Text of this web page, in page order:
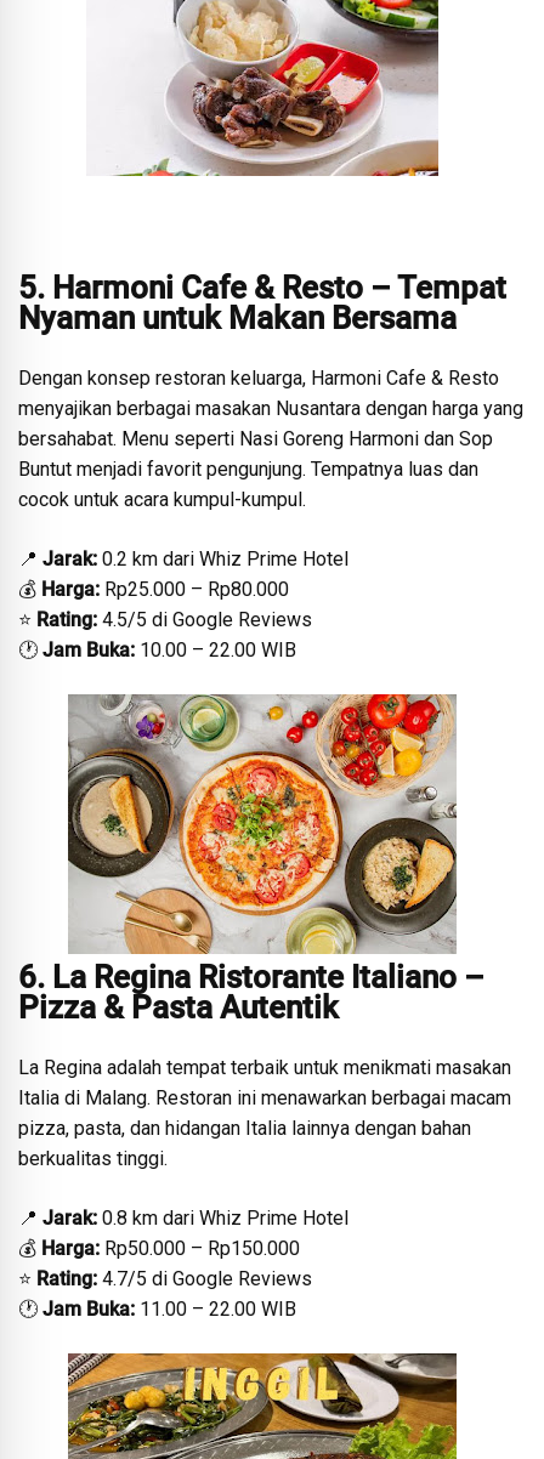
5. Harmoni Cafe & Resto – Tempat
Nyaman untuk Makan Bersama
Dengan konsep restoran keluarga, Harmoni Cafe & Resto
menyajikan berbagai masakan Nusantara dengan harga yang
bersahabat. Menu seperti Nasi Goreng Harmoni dan Sop
Buntut menjadi favorit pengunjung. Tempatnya luas dan
cocok untuk acara kumpul-kumpul.
📍 Jarak: 0.2 km dari Whiz Prime Hotel
💰 Harga: Rp25.000 – Rp80.000
⭐ Rating: 4.5/5 di Google Reviews
🕐 Jam Buka: 10.00 – 22.00 WIB
6. La Regina Ristorante Italiano –
Pizza & Pasta Autentik
La Regina adalah tempat terbaik untuk menikmati masakan
Italia di Malang. Restoran ini menawarkan berbagai macam
pizza, pasta, dan hidangan Italia lainnya dengan bahan
berkualitas tinggi.
📍 Jarak: 0.8 km dari Whiz Prime Hotel
💰 Harga: Rp50.000 – Rp150.000
⭐ Rating: 4.7/5 di Google Reviews
🕐 Jam Buka: 11.00 – 22.00 WIB